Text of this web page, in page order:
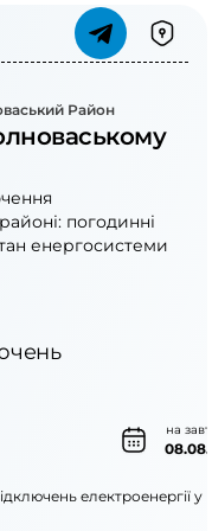
Район
погодинні
енергосистеми
на
електроенергії у